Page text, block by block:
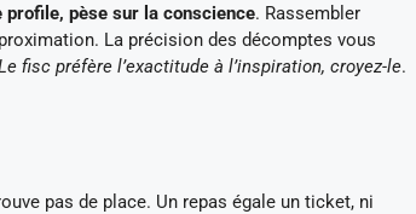
pèse sur la conscience. Rassembler
La précision des décomptes vous
fisc préfère l’exactitude à l’inspiration, croyez-le.
pas de place. Un repas égale un ticket, ni